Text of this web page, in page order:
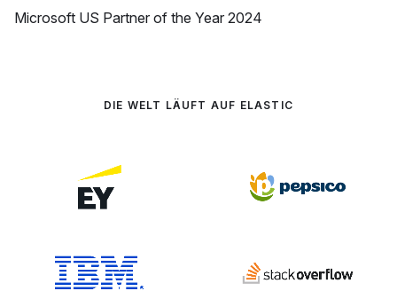
Microsoft US Partner of the Year 2024
DIE WELT LÄUFT AUF ELASTIC